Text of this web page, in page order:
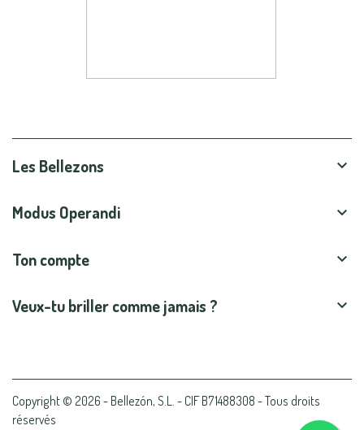
Les Bellezons 
Modus Operandi 
Ton compte 
Veux-tu briller comme jamais ? 
Copyright © 2026 - Bellezón, S.L. - CIF B71488308 - Tous droits
réservés